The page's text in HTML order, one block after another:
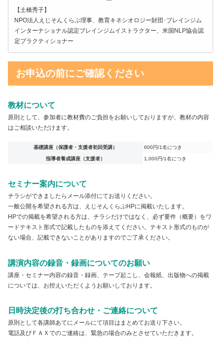
【土橋秀子】
NPO法人えじそんくらぶ理事、教育キネシオロジー財団･ブレインジム
インターナショナル認定ブレインジムイストラクター、米国NLP協会認
定プラクティショナー
お申込の前にご確認ください
教材について
原則として、参加者に教材費のご負担をお願いしておりますが、教材の内容
はご相談いただけます。
基礎講座（保護者・支援者初回受講） 600円/1名につき
指導者養成講座（支援者） 1,000円/1名につき
セミナー案内について
チラシができましたらメール添付にてお送りください。
一般公開を希望される方は、えじそんくらぶHPに掲載いたします。
HPでの掲載を希望される方は、チラシだけではなく、必ず要件（概要）をワ
ードテキスト形式で記載したものを添えてください。テキスト形式のものが
ない場合、記載できないことがありますのでご了承ください。
講演内容の録音・録画についてのお願い
講座・セミナー内容の録音・録画、テープ起こし、会報紙、出版物への掲載
については、お控えいただくようお願いしております。
日時決定後の打ち合わせ・ご連絡について
原則として各講師あてにメールにて項目はまとめてお送り下さい。
電話及びＦＡＸでのご連絡は、緊急の場合のみとさせていただきます。